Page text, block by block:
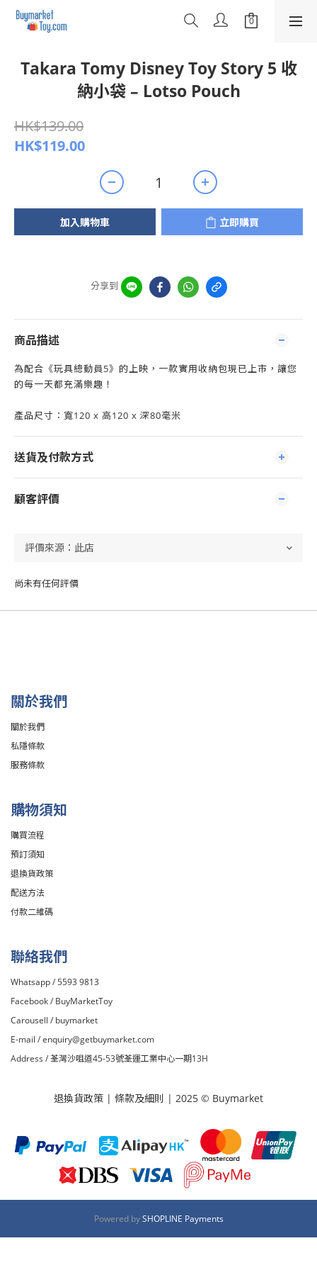
Takara Tomy Disney Toy Story 5 收
納小袋 – Lotso Pouch
HK$139.00
HK$119.00
加入購物車 立即購買
分享到
商品描述
為配合《玩具總動員5》的上映，一款實用收納包現已上市，讓您
的每一天都充滿樂趣！
產品尺寸：寬120 x 高120 x 深80毫米
送貨及付款方式
顧客評價
尚未有任何評價
關於我們
關於我們
私隱條款
服務條款
購物須知
購買流程
預訂須知
退換貨政策
配送方法
付款二維碼
聯絡我們
Whatsapp / 5593 9813
Facebook / BuyMarketToy
Carousell / buymarket
E-mail /enquiry@getbuymarket.com
Address / 荃灣沙咀道45-53號荃運工業中心一期13H
退換貨政策 | 條款及細則 | 2025 © Buymarket
Powered bySHOPLINE Payments